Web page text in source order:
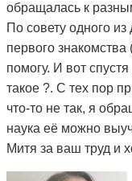
обращалась к
По совету одного
первого
помогу. И вот
такое ?. С тех пор
что-то не так, я
наука её можно
Митя за ваш труд и